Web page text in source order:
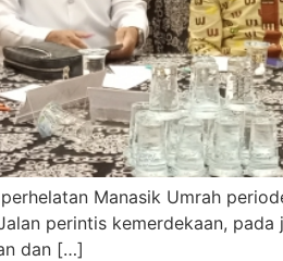
Manasik Umrah
perintis kemerdekaan,
dan […]